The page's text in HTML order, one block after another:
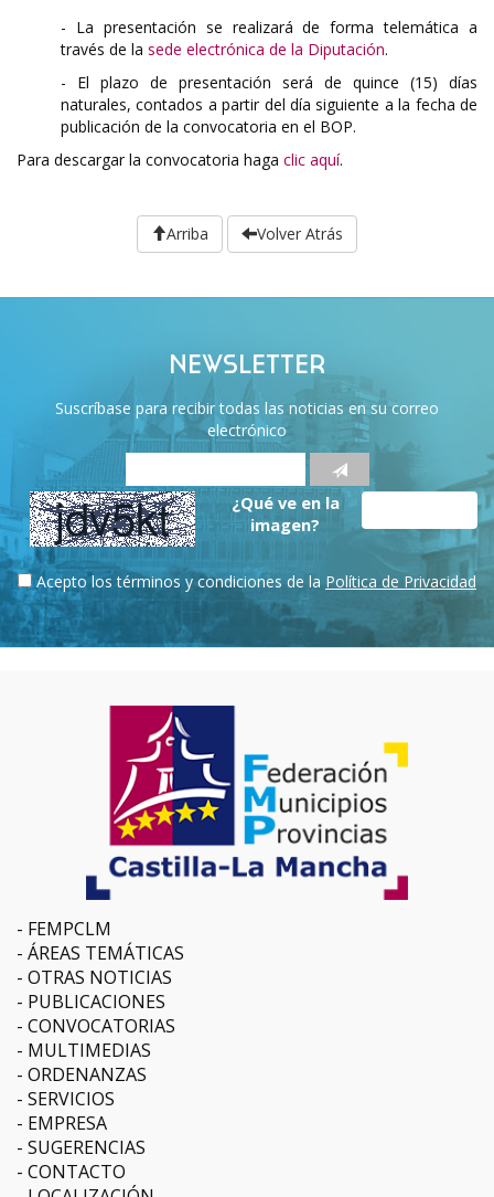
- La presentación se realizará de forma telemática a
través de la sede electrónica de la Diputación.
- El plazo de presentación será de quince (15) días
naturales, contados a partir del día siguiente a la fecha de
publicación de la convocatoria en el BOP.
Para descargar la convocatoria haga clic aquí.
Arriba Volver Atrás
NEWSLETTER
Suscríbase para recibir todas las noticias en su correo
electrónico
¿Qué ve en la
imagen?
Acepto los términos y condiciones de la Política de Privacidad
FEMPCLM
ÁREAS TEMÁTICAS
OTRAS NOTICIAS
PUBLICACIONES
CONVOCATORIAS
MULTIMEDIAS
ORDENANZAS
SERVICIOS
EMPRESA
SUGERENCIAS
CONTACTO